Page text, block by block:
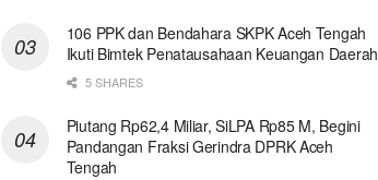
106 PPK dan Bendahara SKPK Aceh Tengah
Ikuti Bimtek Penatausahaan Keuangan Daerah
5 SHARES
Piutang Rp62,4 Miliar, SiLPA Rp85 M, Begini
Pandangan Fraksi Gerindra DPRK Aceh
Tengah